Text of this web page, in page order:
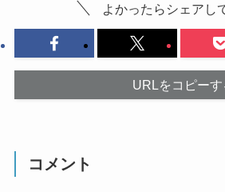
よかったらシェアし
URLをコピーす
コメント